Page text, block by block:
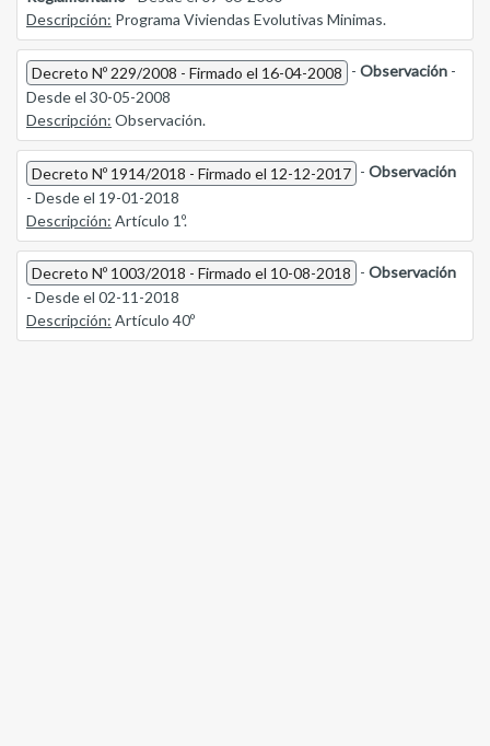
Descripción: Programa Viviendas Evolutivas Minimas.
Decreto Nº 229/2008 - Firmado el 16-04-2008 - Observación -
Desde el 30-05-2008
Descripción: Observación.
Decreto Nº 1914/2018 - Firmado el 12-12-2017 - Observación
- Desde el 19-01-2018
Descripción: Artículo 1º.
Decreto Nº 1003/2018 - Firmado el 10-08-2018 - Observación
- Desde el 02-11-2018
Descripción: Artículo 40º